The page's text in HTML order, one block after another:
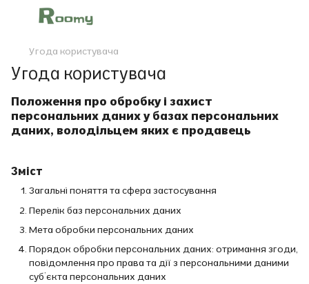
Угода користувача
Угода користувача
Положення про обробку і захист
персональних даних у базах персональних
даних, володільцем яких є продавець
Зміст
Загальні поняття та сфера застосування
Перелік баз персональних даних
Мета обробки персональних даних
Порядок обробки персональних даних: отримання згоди,
повідомлення про права та дії з персональними даними
суб’єкта персональних даних